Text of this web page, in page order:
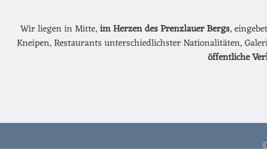
Wir liegen in Mitte,im Herzen des Prenzlauer Bergs,
Kneipen, Restaurants unterschiedlichster Nationalitäten,
öffentliche